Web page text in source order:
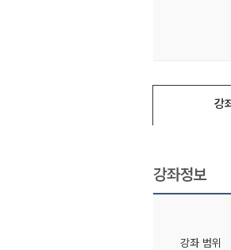
강
강좌정보
강좌 범위